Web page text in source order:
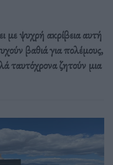
με ψυχρή ακρίβεια αυτή
βαθιά για πολέμους,
ταυτόχρονα ζητούν μια